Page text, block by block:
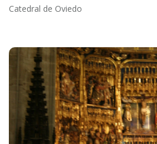
Catedral de Oviedo